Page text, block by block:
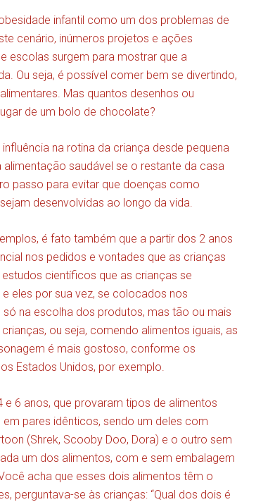
infantil como um dos problemas de
cenário, inúmeros projetos e ações
escolas surgem para mostrar que a
Ou seja, é possível comer bem se divertindo,
Mas quantos desenhos ou
de um bolo de chocolate?
na rotina da criança desde pequena
saudável se o restante da casa
passo para evitar que doenças como
desenvolvidas ao longo da vida.
é fato também que a partir dos 2 anos
nos pedidos e vontades que as crianças
científicos que as crianças se
eles por sua vez, se colocados nos
na escolha dos produtos, mas tão ou mais
ou seja, comendo alimentos iguais, as
é mais gostoso, conforme os
Estados Unidos, por exemplo.
6 anos, que provaram tipos de alimentos
pares idênticos, sendo um deles com
(Shrek, Scooby Doo, Dora) e o outro sem
um dos alimentos, com e sem embalagem
acha que esses dois alimentos têm o
perguntava-se às crianças: “Qual dos dois é